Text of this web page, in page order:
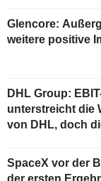
Glencore:
weitere positive
DHL Group:
unterstreicht die
von DHL, doch
SpaceX vor der
der ersten